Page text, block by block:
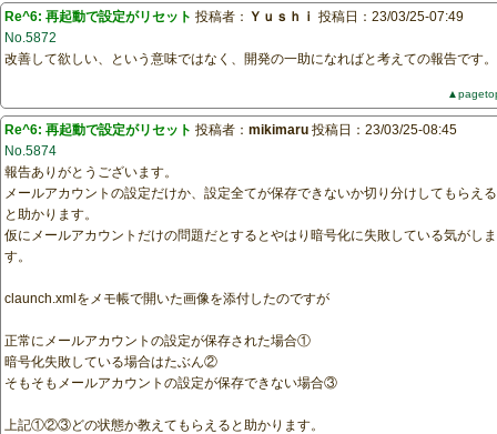
Re^6: 再起動で設定がリセット 投稿者： Ｙｕｓｈｉ 投稿日：23/03/25-07:49
No.5872
改善して欲しい、という意味ではなく、開発の一助になればと考えての報告です。
Re^6: 再起動で設定がリセット 投稿者： mikimaru 投稿日：23/03/25-08:45
No.5874
報告ありがとうございます。
メールアカウントの設定だけか、設定全てが保存できないか切り分けしてもらえる
と助かります。
仮にメールアカウントだけの問題だとするとやはり暗号化に失敗している気がしま
す。
claunch.xmlをメモ帳で開いた画像を添付したのですが
正常にメールアカウントの設定が保存された場合①
暗号化失敗している場合はたぶん②
そもそもメールアカウントの設定が保存できない場合③
上記①②③どの状態か教えてもらえると助かります。